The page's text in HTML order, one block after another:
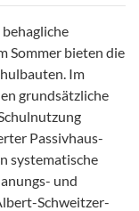
Sommer bieten die
Im
grundsätzliche
Passivhaus-
systematische
und
Schweitzer-